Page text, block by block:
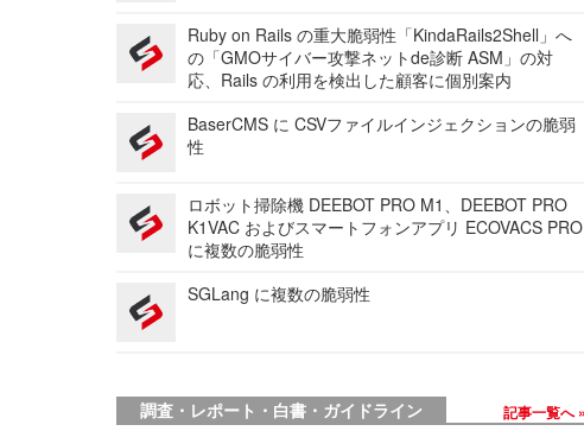
Ruby on Rails の重大脆弱性「KindaRails2Shell」へ
の「GMOサイバー攻撃ネットde診断 ASM」の対
応、Rails の利用を検出した顧客に個別案内
BaserCMS に CSVファイルインジェクションの脆弱
性
ロボット掃除機 DEEBOT PRO M1、DEEBOT PRO
K1VAC およびスマートフォンアプリ ECOVACS PRO
に複数の脆弱性
SGLang に複数の脆弱性
調査・レポート・白書・ガイドライン 記事一覧へ